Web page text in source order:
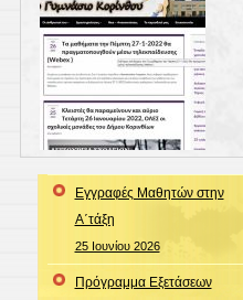
Εγγραφές Μαθητών στην
Α΄τάξη
25 Ιουνίου 2026
Πρόγραμμα Εξετάσεων